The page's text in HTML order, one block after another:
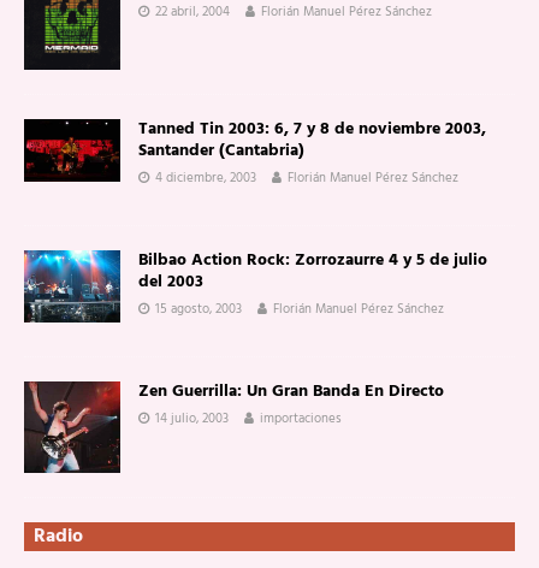
22 abril, 2004 Florián Manuel Pérez Sánchez
Tanned Tin 2003: 6, 7 y 8 de noviembre 2003,
Santander (Cantabria)
4 diciembre, 2003 Florián Manuel Pérez Sánchez
Bilbao Action Rock: Zorrozaurre 4 y 5 de julio
del 2003
15 agosto, 2003 Florián Manuel Pérez Sánchez
Zen Guerrilla: Un Gran Banda En Directo
14 julio, 2003 importaciones
Radio